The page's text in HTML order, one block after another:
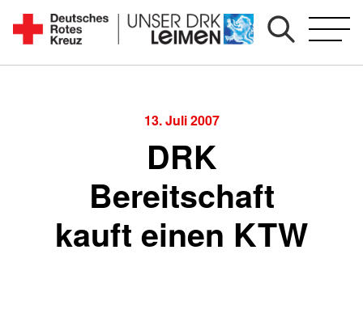
Zum
Inhalt
springen
1892
13. Juli 2007
DRK
Bereitschaft
kauft einen KTW